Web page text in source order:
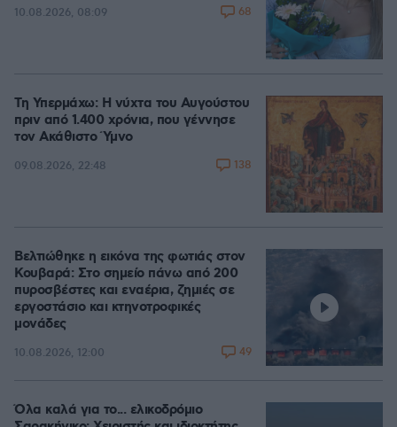
10.08.2026, 08:09 68
Τη Υπερμάχω: Η νύχτα του Αυγούστου
πριν από 1.400 χρόνια, που γέννησε
τον Ακάθιστο Ύμνο
09.08.2026, 22:48 138
Βελτιώθηκε η εικόνα της φωτιάς στον
Κουβαρά: Στο σημείο πάνω από 200
πυροσβέστες και εναέρια, ζημιές σε
εργοστάσιο και κτηνοτροφικές
μονάδες
10.08.2026, 12:00 49
Όλα καλά για το... ελικοδρόμιο